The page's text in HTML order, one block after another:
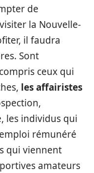
de
la Nouvelle-
il faudra
Sont
ceux qui
les affairistes
les individus qui
rémunéré
qui viennent
amateurs